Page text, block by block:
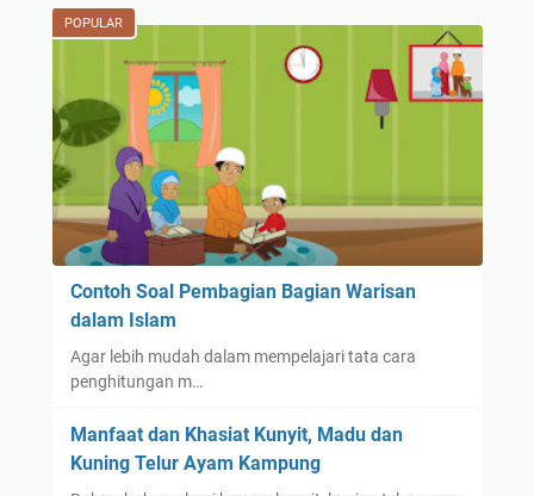
POPULAR
Contoh Soal Pembagian Bagian Warisan
dalam Islam
Agar lebih mudah dalam mempelajari tata cara
penghitungan m…
Manfaat dan Khasiat Kunyit, Madu dan
Kuning Telur Ayam Kampung